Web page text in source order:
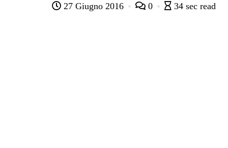
bo tte ts
gr ed di
27 Giugno 2016 0 34 sec read